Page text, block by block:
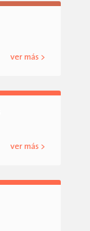
ver más >
ver más >